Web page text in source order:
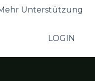
Unterstützung
LOGIN